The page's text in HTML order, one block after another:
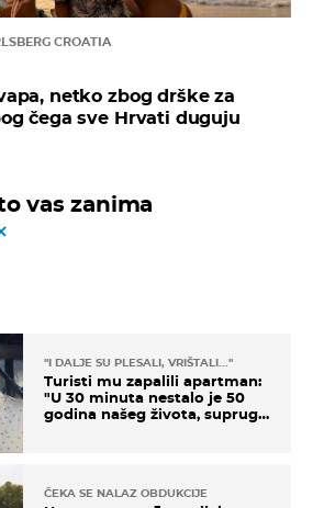
CROATIA
netko zbog drške za
čega sve Hrvati duguju
vas zanima
"I DALJE SU PLESALI, VRIŠTALI..."
Turisti mu zapalili apartman:
"U 30 minuta nestalo je 50
godina našeg života, supruga
ČEKA SE NALAZ OBDUKCIJE